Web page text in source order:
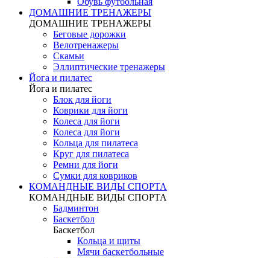
ДОМАШНИЕ ТРЕНАЖЕРЫ
ДОМАШНИЕ ТРЕНАЖЕРЫ
Беговые дорожки
Велотренажеры
Скамьи
Эллиптические тренажеры
Йога и пилатес
Йога и пилатес
Блок для йоги
Коврики для йоги
Колеса для йоги
Колеса для йоги
Кольца для пилатеса
Круг для пилатеса
Ремни для йоги
Сумки для ковриков
КОМАНДНЫЕ ВИДЫ СПОРТА
КОМАНДНЫЕ ВИДЫ СПОРТА
Бадминтон
Баскетбол
Баскетбол
Кольца и щиты
Мячи баскетбольные